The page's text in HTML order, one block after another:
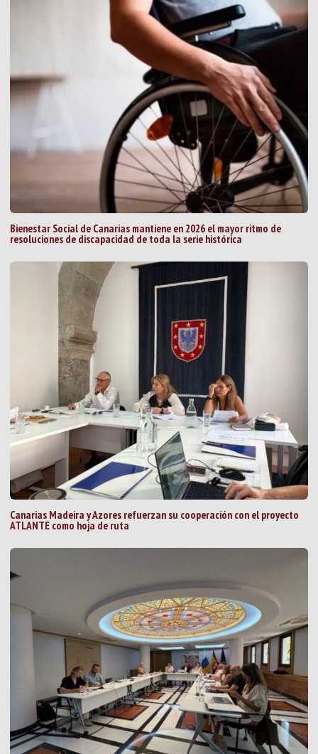
Bienestar Social de Canarias mantiene en 2026 el mayor ritmo de
resoluciones de discapacidad de toda la serie histórica
Canarias Madeira y Azores refuerzan su cooperación con el proyecto
ATLANTE como hoja de ruta